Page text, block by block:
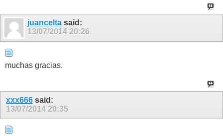
juancelta said:
13/07/2014 20:26
muchas gracias.
xxx666 said:
13/07/2014 20:35